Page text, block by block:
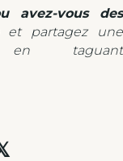
avez-vous des
et partagez une
taguant